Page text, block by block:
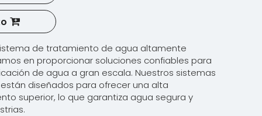
de tratamiento de agua altamente
en proporcionar soluciones confiables para
de agua a gran escala. Nuestros sistemas
diseñados para ofrecer una alta
superior, lo que garantiza agua segura y